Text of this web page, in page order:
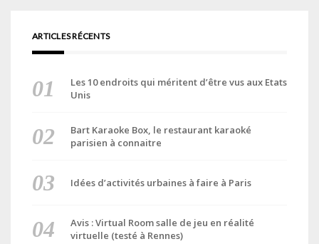
ARTICLES RÉCENTS
Les 10 endroits qui méritent d’être vus aux Etats
Unis
Bart Karaoke Box, le restaurant karaoké
parisien à connaitre
Idées d’activités urbaines à faire à Paris
Avis : Virtual Room salle de jeu en réalité
virtuelle (testé à Rennes)